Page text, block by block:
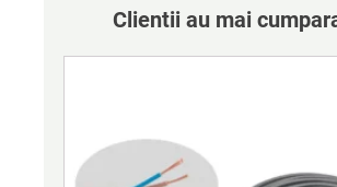
Clientii au mai